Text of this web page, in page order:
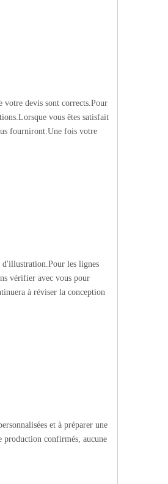
votre devis sont corrects.Pour
vous êtes satisfait
fourniront.Une fois votre
d'illustration.Pour les lignes
vérifier avec vous pour
à réviser la conception
et à préparer une
production confirmés, aucune